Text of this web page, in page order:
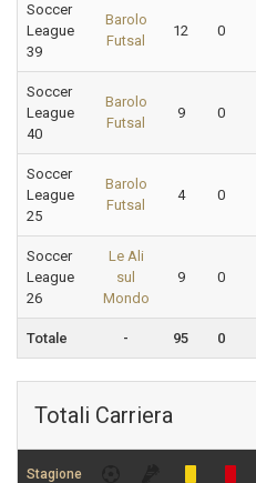
Soccer
League
39
Barolo
Futsal
12 0
Soccer
League
40
Barolo
Futsal
9 0
Soccer
League
25
Barolo
Futsal
4 0
Soccer
League
26
Le Ali
sul
Mondo
9 0
Totale - 95 0
Totali Carriera
Stagione